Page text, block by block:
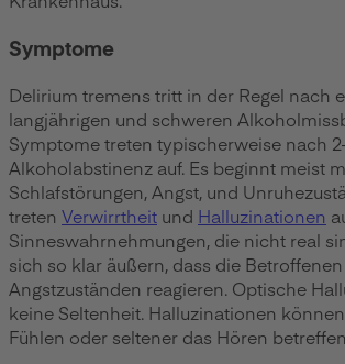
Symptome
Delirium tremens tritt in der Regel nach
langjährigen und schweren
Symptome treten typischerweise nach
Alkoholabstinenz auf. Es beginnt meist
Schlafstörungen, Angst, und
treten Verwirrtheit und Halluzinationen
Sinneswahrnehmungen, die nicht real
sich so klar äußern, dass die
Angstzuständen reagieren. Optische
keine Seltenheit. Halluzinationen
Fühlen oder seltener das Hören